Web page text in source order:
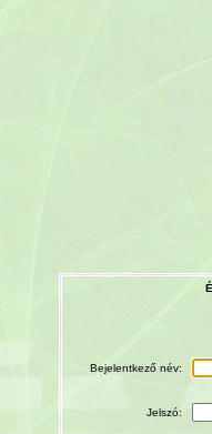
Bejelentkező név:
Jelszó: